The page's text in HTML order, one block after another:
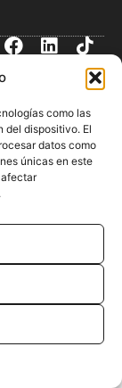
como las
del dispositivo. El
datos como
únicas en este